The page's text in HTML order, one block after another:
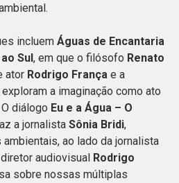
incluem Águas de Encantaria
Sul, em que o filósofo Renato
ator Rodrigo França e a
exploram a imaginação como ato
diálogo Eu e a Água – O
a jornalista Sônia Bridi,
ao lado da jornalista
audiovisual Rodrigo
sobre nossas múltiplas